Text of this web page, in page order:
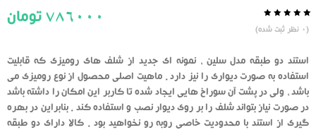
از
50
رای
دهنده
(
0 نظر ثبت شده)
786000 تومان
استند دو طبقه مدل سلین ، نمونه ای جدید از شلف های رومیزی که قابلیت
استفاده به صورت دیواری را نیز دارد . ماهیت اصلی محصول از نوع رومیزی می
باشد ، ولی در پشت آن سوراخ هایی ایجاد شده تا کاربر این امکان را داشته باشد
در صورت نیاز بتواند شلف را بر روی دیوار نصب و استفاده کند . بنابراین در بهره
گیری از استند با محدودیت خاصی روبه رو نخواهید بود . کالا دارای دو طبقه